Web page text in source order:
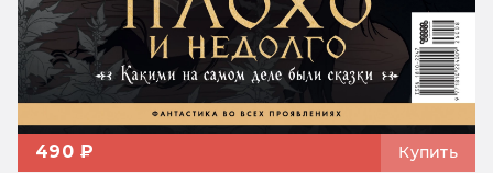
490 ₽ Купить